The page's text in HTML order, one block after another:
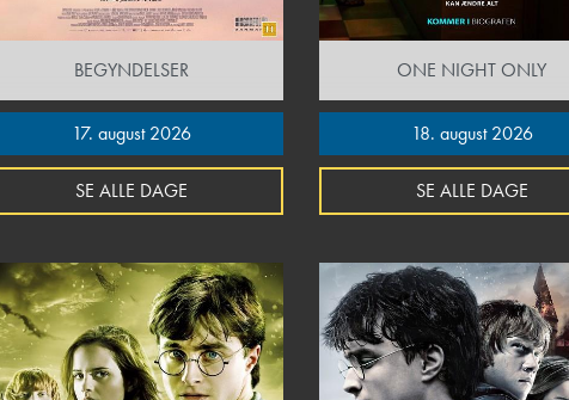
BEGYNDELSER
17. august 2026
SE ALLE DAGE
ONE NIGHT ONLY
18. august 2026
SE ALLE DAGE